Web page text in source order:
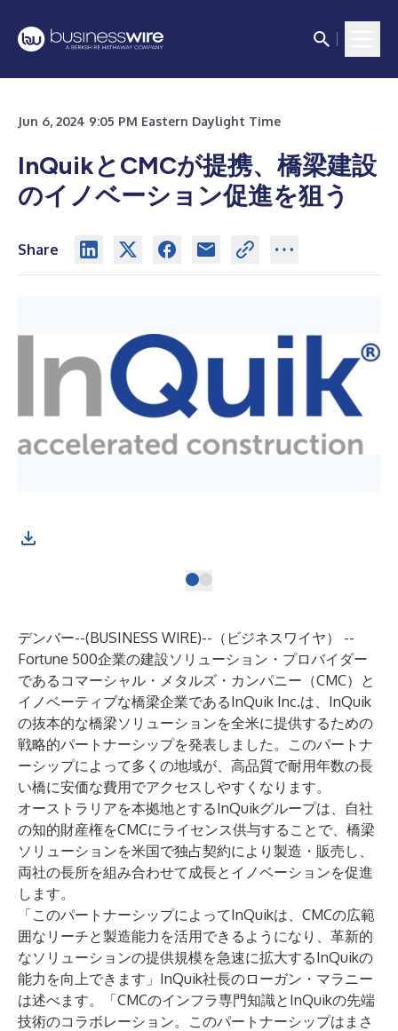
Jun 6, 2024 9:05 PM Eastern Daylight Time
InQuikとCMCが提携、橋梁建設
のイノベーション促進を狙う
Share
デンバー--(BUSINESS WIRE)-- （ビジネスワイヤ） --
Fortune 500企業の建設ソリューション・プロバイダー
であるコマーシャル・メタルズ・カンパニー（CMC）と
イノベーティブな橋梁企業であるInQuik Inc.は、InQuik
の抜本的な橋梁ソリューションを全米に提供するための
戦略的パートナーシップを発表しました。このパートナ
ーシップによって多くの地域が、高品質で耐用年数の長
い橋に安価な費用でアクセスしやすくなります。
オーストラリアを本拠地とするInQuikグループは、自社
の知的財産権をCMCにライセンス供与することで、橋梁
ソリューションを米国で独占契約により製造・販売し、
両社の長所を組み合わせて成長とイノベーションを促進
します。
「このパートナーシップによってInQuikは、CMCの広範
囲なリーチと製造能力を活用できるようになり、革新的
なソリューションの提供規模を急速に拡大するInQuikの
能力を向上できます」InQuik社長のローガン・マラニー
は述べます。「CMCのインフラ専門知識とInQuikの先端
技術のコラボレーション。このパートナーシップはまさ